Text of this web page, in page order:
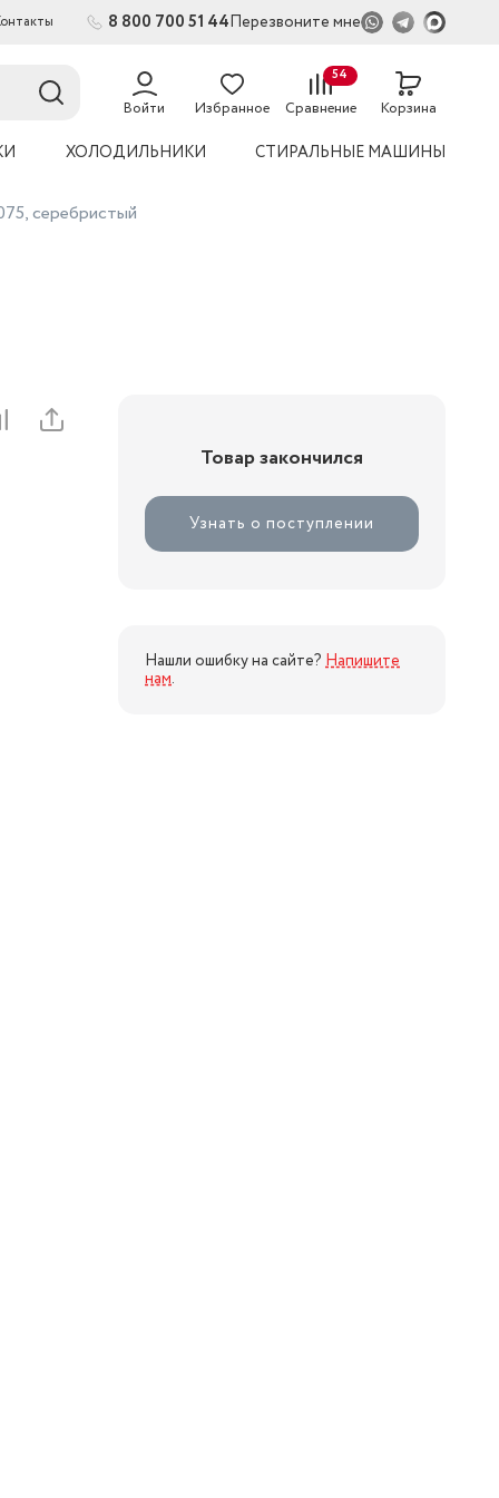
8 800 700 51 44Перезвоните мне
Войти Избранное Сравнение
54
Корзина
ХОЛОДИЛЬНИКИ СТИРАЛЬНЫЕ МАШИНЫ
серебристый
Товар закончился
Узнать о поступлении
Нашли ошибку на сайте? Напишите
нам.